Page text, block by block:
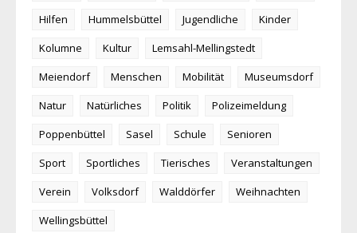
Hilfen
Hummelsbüttel Jugendliche
Kinder
Kolumne
Kultur
Lemsahl-Mellingstedt
Meiendorf
Menschen Mobilität
Museumsdorf
Natur
Natürliches Politik
Polizeimeldung
Poppenbüttel
Sasel Schule
Senioren
Sport
Sportliches Tierisches
Veranstaltungen
Verein
Volksdorf Walddörfer
Weihnachten
Wellingsbüttel